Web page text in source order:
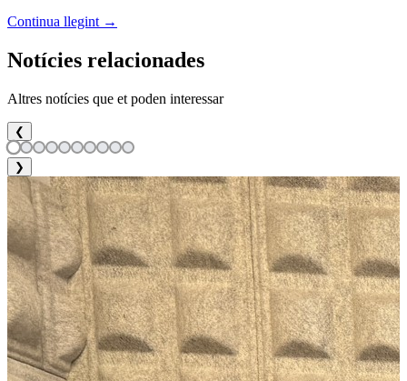
Continua llegint →
Notícies relacionades
Altres notícies que et poden interessar
❮
❯